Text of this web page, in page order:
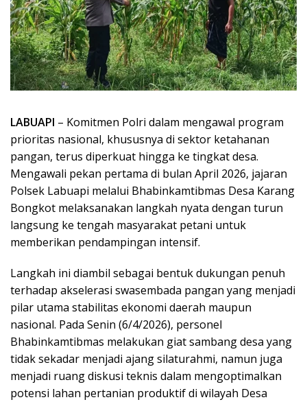
LABUAPI – Komitmen Polri dalam mengawal program
prioritas nasional, khususnya di sektor ketahanan
pangan, terus diperkuat hingga ke tingkat desa.
Mengawali pekan pertama di bulan April 2026, jajaran
Polsek Labuapi melalui Bhabinkamtibmas Desa Karang
Bongkot melaksanakan langkah nyata dengan turun
langsung ke tengah masyarakat petani untuk
memberikan pendampingan intensif.
Langkah ini diambil sebagai bentuk dukungan penuh
terhadap akselerasi swasembada pangan yang menjadi
pilar utama stabilitas ekonomi daerah maupun
nasional. Pada Senin (6/4/2026), personel
Bhabinkamtibmas melakukan giat sambang desa yang
tidak sekadar menjadi ajang silaturahmi, namun juga
menjadi ruang diskusi teknis dalam mengoptimalkan
potensi lahan pertanian produktif di wilayah Desa